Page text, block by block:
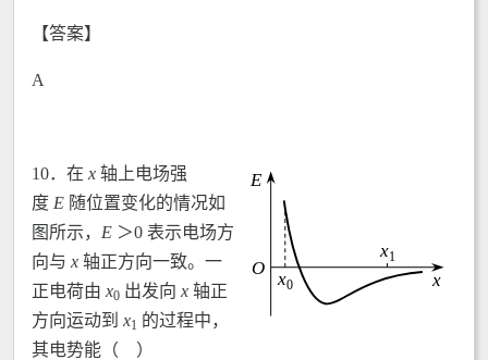
【答案】
A
10． 在 x 轴上电场强
度 E 随位置变化的情况如
图所示， E ＞0 表示电场方
向与 x 轴正方向一致。一
正电荷由 x0 出发向 x 轴正
方向运动到 x1 的过程中，
其电势能（ ）